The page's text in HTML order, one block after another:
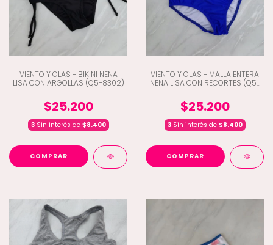
VIENTO Y OLAS - BIKINI NENA
LISA CON ARGOLLAS (Q5-8302)
$25.200
3Sin interés de $8.400
COMPRAR
VIENTO Y OLAS - MALLA ENTERA
NENA LISA CON RECORTES (Q5-
$25.200
3Sin interés de $8.400
COMPRAR